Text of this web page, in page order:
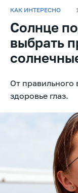
КАК ИНТЕРЕСНО
Солнце
выбрать
От правильного
здоровье глаз.